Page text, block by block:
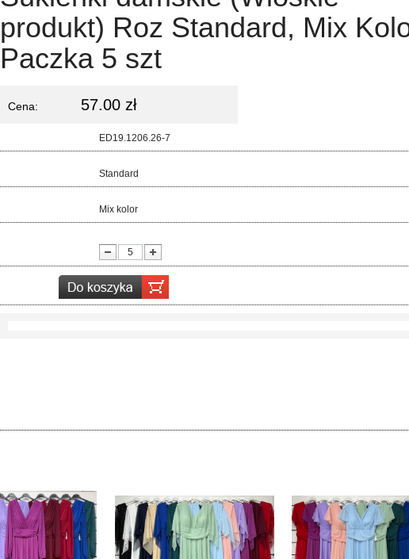
produkt) Roz Standard, Mix
Paczka 5 szt
Cena: 57.00 zł
ED19.1206.26-7
Standard
Mix kolor